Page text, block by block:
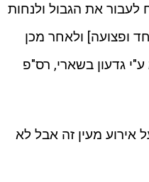
לעבור את הגבול ולנחות
ופצועה] ולאחר מכן
רצח עוד 5 חיילים ופצע 7 עד שנהרג ע"י גדעון בשארי, רס"פ
אירוע מעין זה אבל לא